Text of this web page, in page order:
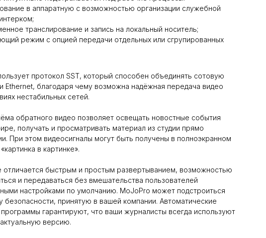
в аппаратную с возможностью организации служебной
транслирование и запись на локальный носитель;
режим с опцией передачи отдельных или сгрупированных
протокол SST, который способен объединять сотовую
Ethernet, благодаря чему возможна надёжная передача видео
нестабильных сетей.
обратного видео позволяет освещать новостные события
получать и просматривать материал из студии прямо
При этом видеосигналы могут быть получены в полноэкранном
в картинке».
отличается быстрым и простым развертыванием, возможностью
и передаваться без вмешательства пользователей
настройками по умолчанию. MoJoPro может подстроиться
безопасности, принятую в вашей компании. Автоматические
гарантируют, что ваши журналисты всегда используют
версию.